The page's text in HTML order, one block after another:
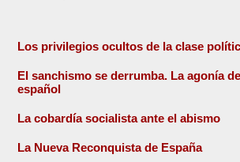
Los privilegios ocultos de la clase
El sanchismo se derrumba. La agonía
español
La cobardía socialista ante el abismo
La Nueva Reconquista de España